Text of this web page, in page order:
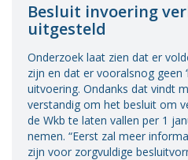
Besluit invoering
uitgesteld
Onderzoek laat zien dat er
zijn en dat er vooralsnog geen
uitvoering. Ondanks dat vindt
verstandig om het besluit om
de Wkb te laten vallen per 1
nemen. “Eerst zal meer
zijn voor zorgvuldige